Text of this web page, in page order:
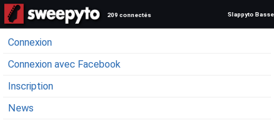
209 connectés Slappyto Basse
Connexion
Connexion avec Facebook
Inscription
News